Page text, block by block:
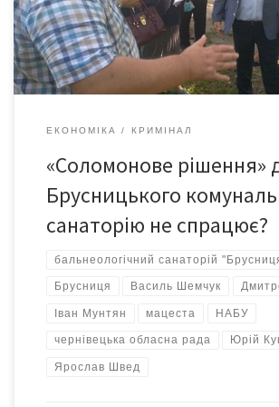
які сперечалися за право назватися матір’ю
Соломон сказав розділити дитину між
ЕКОНОМІКА КРИМІНАЛ
«Соломонове рішення»
Брусницького
санаторію не спрацює?
бальнеологічний санаторій
Брусниця Василь Шемчук
Іван Мунтян мацеста НАБУ
чернівецька обласна рада Юрій
Ярослав Швед